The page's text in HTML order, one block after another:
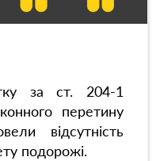
за ст. 204-1
перетину
відсутність
подорожі.